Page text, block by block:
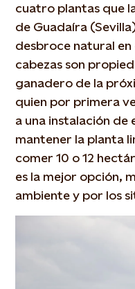
cuatro plantas que
de Guadaíra
desbroce natural en
cabezas son
ganadero de la
quien por primera
a una instalación de
mantener la planta
comer 10 o 12
es la mejor opción,
ambiente y por los